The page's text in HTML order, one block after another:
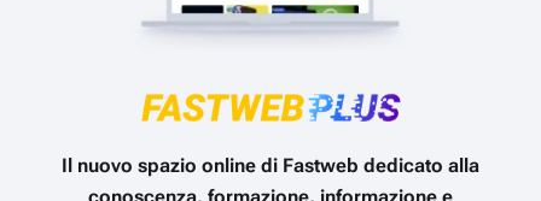
Il nuovo spazio online di Fastweb dedicato alla